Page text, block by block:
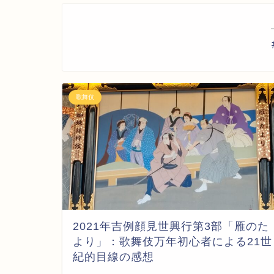
歌舞伎
2021年吉例顔見世興行第3部「雁のた
より」：歌舞伎万年初心者による21世
紀的目線の感想